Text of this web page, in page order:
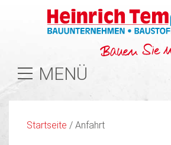
MENÜ
Startseite / Anfahrt